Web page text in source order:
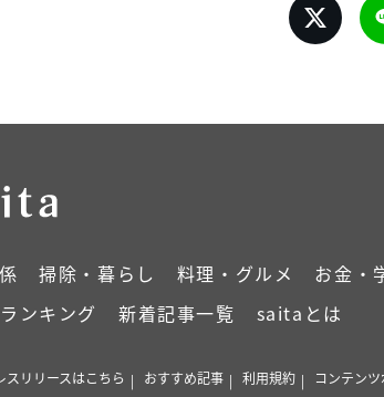
掃除・暮らし 料理・グルメ お金・
ランキング 新着記事一覧 saitaとは
スリリースはこちら おすすめ記事 利用規約 コンテン